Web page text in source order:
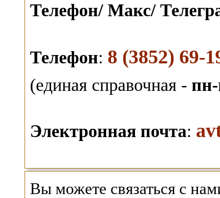
Телефон/ Макс/
Телефон: 8 (3852) 69-
(единая справочная -
Электронная почта:
Вы можете связаться с